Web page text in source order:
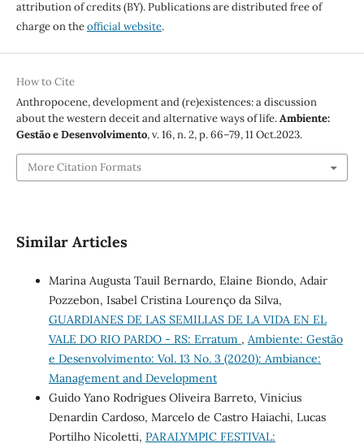
attribution of credits (BY). Publications are distributed free of
charge on theofficial website.
How to Cite
Anthropocene, development and (re)existences: a discussion
about the western deceit and alternative ways of life.Ambiente:
Gestão e Desenvolvimento, v. 16, n. 2, p. 66–79, 11 Oct.2023.
More Citation Formats
Similar Articles
Marina Augusta Tauil Bernardo, Elaine Biondo, Adair
Pozzebon, Isabel Cristina Lourenço da Silva,
GUARDIANES DE LAS SEMILLAS DE LA VIDA EN EL
VALE DO RIO PARDO - RS: Erratum , Ambiente: Gestão
e Desenvolvimento: Vol. 13 No. 3 (2020): Ambiance:
Management and Development
Guido Yano Rodrigues Oliveira Barreto, Vinicius
Denardin Cardoso, Marcelo de Castro Haiachi, Lucas
Portilho Nicoletti, PARALYMPIC FESTIVAL: